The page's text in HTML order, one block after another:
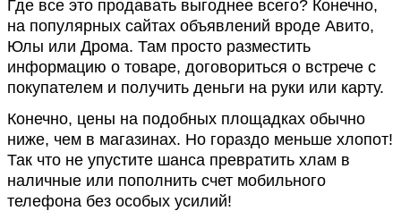
Где все это продавать выгоднее всего? Конечно,
на популярных сайтах объявлений вроде Авито,
Юлы или Дрома. Там просто разместить
информацию о товаре, договориться о встрече с
покупателем и получить деньги на руки или карту.
Конечно, цены на подобных площадках обычно
ниже, чем в магазинах. Но гораздо меньше хлопот!
Так что не упустите шанса превратить хлам в
наличные или пополнить счет мобильного
телефона без особых усилий!